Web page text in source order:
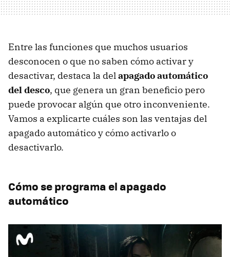
Entre las funciones que muchos usuarios
desconocen o que no saben cómo activar y
desactivar, destaca la delapagado automático
del desco, que genera un gran beneficio pero
puede provocar algún que otro inconveniente.
Vamos a explicarte cuáles son las ventajas del
apagado automático y cómo activarlo o
desactivarlo.
Cómo se programa el apagado
automático